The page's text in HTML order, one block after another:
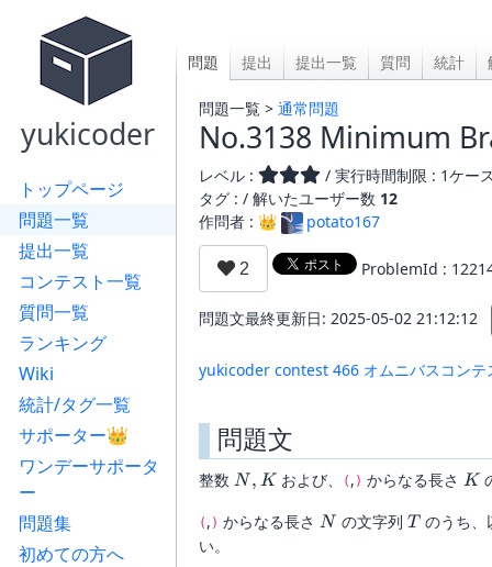
yukicoder
トップページ
問題一覧
提出一覧
コンテスト一覧
質問一覧
ランキング
Wiki
統計/タグ一覧
サポーター👑
ワンデーサポータ
ー
問題集
初めての方へ
問題 提出 提出一覧 質問 統計
問題一覧 > 通常問題
No.3138 Minimum
レベル :
/ 実行時間制限 : 1ケー
タグ : / 解いたユーザー数 12
作問者 : 👑
potato167
ProblemId :
問題文最終更新日: 2025-05-02 21:12:12
yukicoder contest 466 オムニバスコンテ
問題文
整数 N,
N , Kおよび、 ( , ) からなる長さ K
K
( , ) からなる長さ N
N の文字列 T
T のうち
い。